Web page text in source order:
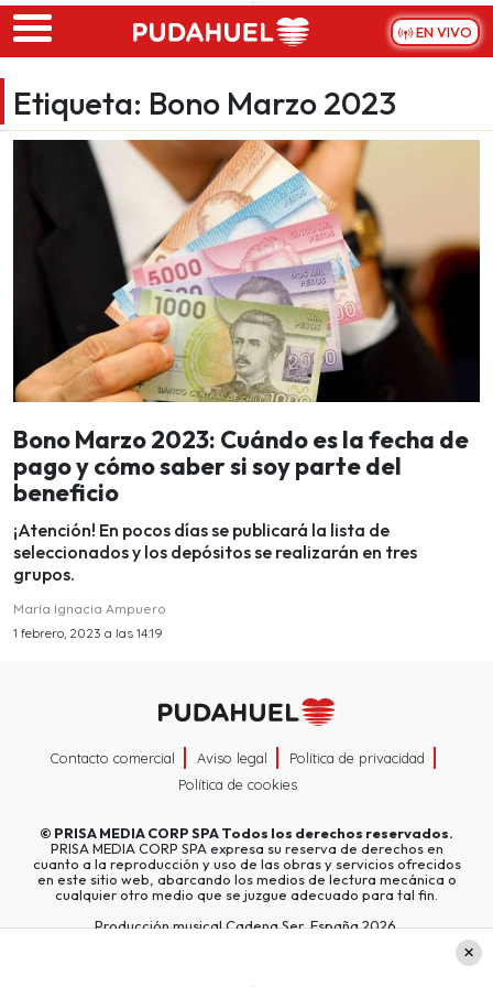
Skip to main content
EN VIVO
Etiqueta: Bono Marzo 2023
Bono Marzo 2023: Cuándo es la fecha de
pago y cómo saber si soy parte del
beneficio
¡Atención! En pocos días se publicará la lista de
seleccionados y los depósitos se realizarán en tres
grupos.
María Ignacia Ampuero
1 febrero, 2023 a las 14:19
Contacto comercial Aviso legal
Política de privacidad
Política de cookies
© PRISA MEDIA CORP SPATodos los derechos reservados.
PRISA MEDIA CORP SPA expresa su reserva de derechos en
cuanto a la reproducción y uso de las obras y servicios ofrecidos
en este sitio web, abarcando los medios de lectura mecánica o
cualquier otro medio que se juzgue adecuado para tal fin.
Producción musical Cadena Ser, España 2026.